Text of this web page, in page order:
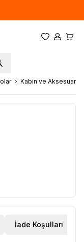
Favorilerim
Hesabım
Kabin ve Aksesuarları
İade Koşulları